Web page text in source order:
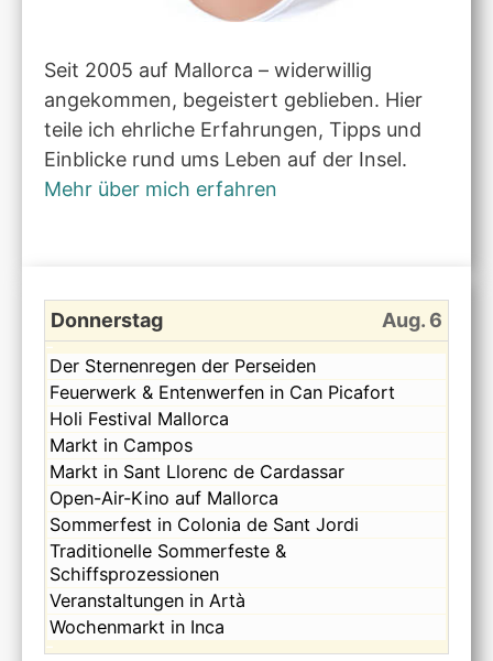
Seit 2005 auf Mallorca – widerwillig
angekommen, begeistert geblieben. Hier
teile ich ehrliche Erfahrungen, Tipps und
Einblicke rund ums Leben auf der Insel.
Mehr über mich erfahren
Donnerstag Aug. 6
Donnerstag,
August
6th
2026
Der Sternenregen der Perseiden
Donnerstag,
August
6th
2026
Feuerwerk & Entenwerfen in Can Picafort
Donnerstag,
August
6th
2026
Holi Festival Mallorca
Donnerstag,
August
6th
2026
Markt in Campos
Donnerstag,
August
6th
2026
Markt in Sant Llorenc de Cardassar
Donnerstag,
August
6th
2026
Open-Air-Kino auf Mallorca
Donnerstag,
August
6th
2026
Sommerfest in Colonia de Sant Jordi
Donnerstag,
August
6th
2026
Traditionelle Sommerfeste &
Schiffsprozessionen
Donnerstag,
August
6th
Veranstaltungen in Artà
Donnerstag,
August
Wochenmarkt in Inca